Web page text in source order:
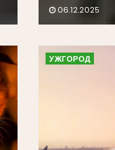
06.12.2025
УЖГОРОД